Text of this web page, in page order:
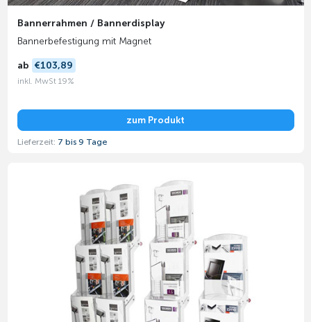
Bannerrahmen / Bannerdisplay
Bannerbefestigung mit Magnet
ab €103,89
inkl. MwSt 19%
zum Produkt
Lieferzeit: 7 bis 9 Tage